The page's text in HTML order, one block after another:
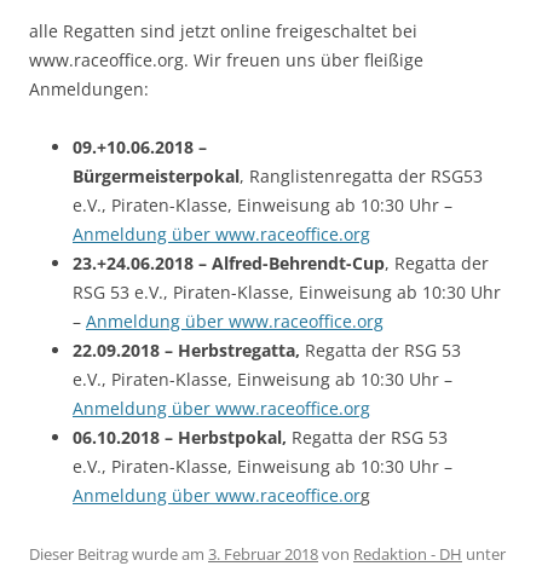
alle Regatten sind jetzt online freigeschaltet bei
www.raceoffice.org. Wir freuen uns über fleißige
Anmeldungen:
09.+10.06.2018 –
Bürgermeisterpokal, Ranglistenregatta der RSG53
e.V., Piraten-Klasse, Einweisung ab 10:30 Uhr –
Anmeldung über www.raceoffice.org
23.+24.06.2018 – Alfred-Behrendt-Cup, Regatta der
RSG 53 e.V., Piraten-Klasse, Einweisung ab 10:30 Uhr
– Anmeldung über www.raceoffice.org
22.09.2018 – Herbstregatta, Regatta der RSG 53
e.V., Piraten-Klasse, Einweisung ab 10:30 Uhr –
Anmeldung über www.raceoffice.org
06.10.2018 – Herbstpokal, Regatta der RSG 53
e.V., Piraten-Klasse, Einweisung ab 10:30 Uhr –
Anmeldung über www.raceoffice.org
Dieser Beitrag wurde am 3. Februar 2018von Redaktion - DH unter